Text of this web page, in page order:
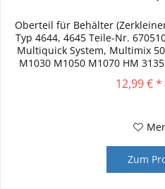
Oberteil für Behälter
Typ 4644, 4645 Teile-Nr.
Multiquick System, Multimix
M1030 M1050 M1070 HM
12,99 € *
Zum